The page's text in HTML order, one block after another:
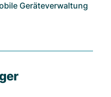
Geräteverwaltung